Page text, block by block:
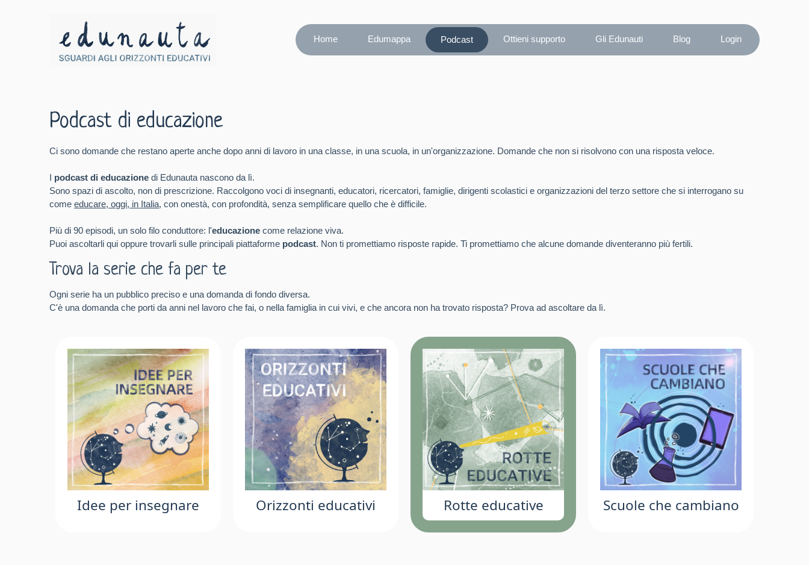
Home Edumappa Podcast Ottieni supporto Gli Edunauti Blog Login
Podcast di educazione
Ci sono domande che restano aperte anche dopo anni di lavoro in una classe, in una scuola, in un'organizzazione. Domande che non si risolvono con una risposta veloce.
I podcast di educazionedi Edunauta nascono da lì.
Sono spazi di ascolto, non di prescrizione. Raccolgono voci di insegnanti, educatori, ricercatori, famiglie, dirigenti scolastici e organizzazioni del terzo settore che si interrogano su
comeeducare, oggi, in Italia, con onestà, con profondità, senza semplificare quello che è difficile.
Più di 90 episodi, un solo filo conduttore: l'educazione come relazione viva.
Puoi ascoltarli qui oppure trovarli sulle principali piattaforme podcast. Non ti promettiamo risposte rapide. Ti promettiamo che alcune domande diventeranno più fertili.
Trova la serie che fa per te
Ogni serie ha un pubblico preciso e una domanda di fondo diversa.
C'è una domanda che porti da anni nel lavoro che fai, o nella famiglia in cui vivi, e che ancora non ha trovato risposta? Prova ad ascoltare da lì.
Idee per insegnare Orizzonti educativi Rotte educative Scuole che cambiano